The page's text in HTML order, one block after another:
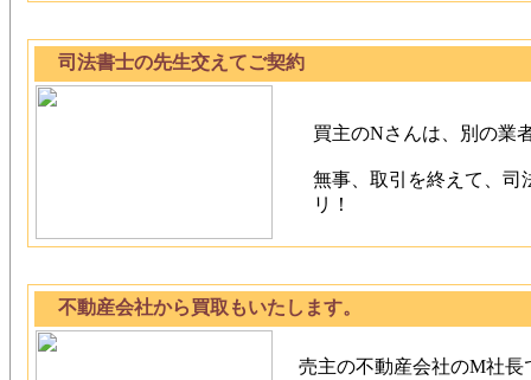
司法書士の先生交えてご契約
買主のNさんは、別の業
無事、取引を終えて、司
リ！
不動産会社から買取もいたします。
売主の不動産会社のM社長